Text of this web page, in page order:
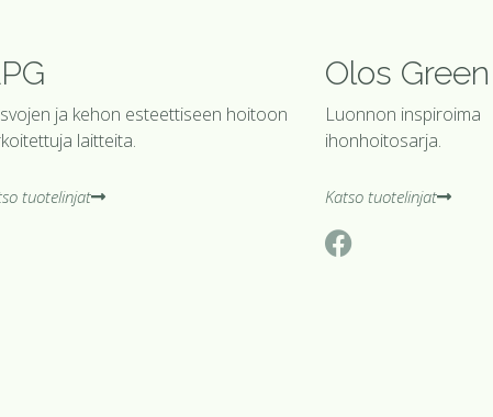
ja kehon esteettiseen hoitoon
laitteita.
tuotelinjat
Olos Green
Luonnon inspiroima
ihonhoitosarja.
Katso tuotelinjat